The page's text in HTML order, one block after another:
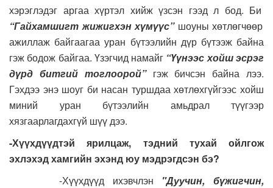
хэрэглэдэг аргаа хүртэл хийж үзсэн гээд л бод. Би
“Гайхамшигт жижигхэн хүмүүс” шоуны хөтлөгчөөр
ажиллаж байгаагаа уран бүтээлийн дүр бүтээж байна
гэж бодож байгаа. Үзэгчид намайг “Үүнээс хойш эсрэг
дүрд битгий тоглоорой”гэж бичсэн байна лээ.
Гэхдээ энэ шоуг би насан туршдаа хөтлөхгүйгээс хойш
миний уран бүтээлийн амьдрал түүгээр
хязгаарлагдахгүй шүү дээ.
-Хүүхдүүдтэй ярилцаж, тэдний тухай ойлгож
эхлэхэд хамгийн эхэнд юу мэдрэгдсэн бэ?
-Хүүхдүүд ихэвчлэн "Дуучин, бүжигчин,